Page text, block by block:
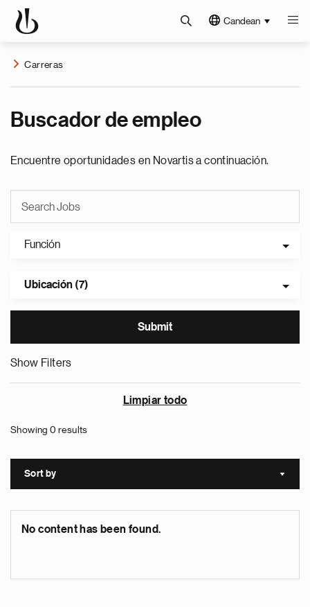
Candean
Carreras
Buscador de empleo
Encuentre oportunidades en Novartis a continuación.
Función
Ubicación (7)
Show Filters
Limpiar todo
Showing 0 results
Sort by Sort
No content has been found.